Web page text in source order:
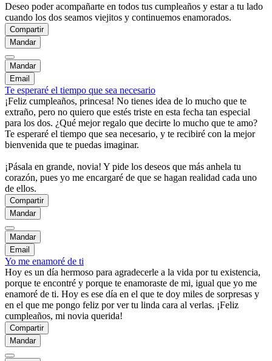
Deseo poder acompañarte en todos tus cumpleaños y estar a tu lado
cuando los dos seamos viejitos y continuemos enamorados.
Compartir
Mandar
Mandar
Email
Te esperaré el tiempo que sea necesario
¡Feliz cumpleaños, princesa! No tienes idea de lo mucho que te
extraño, pero no quiero que estés triste en esta fecha tan especial
para los dos. ¿Qué mejor regalo que decirte lo mucho que te amo?
Te esperaré el tiempo que sea necesario, y te recibiré con la mejor
bienvenida que te puedas imaginar.
¡Pásala en grande, novia! Y pide los deseos que más anhela tu
corazón, pues yo me encargaré de que se hagan realidad cada uno
de ellos.
Compartir
Mandar
Mandar
Email
Yo me enamoré de ti
Hoy es un día hermoso para agradecerle a la vida por tu existencia,
porque te encontré y porque te enamoraste de mi, igual que yo me
enamoré de ti. Hoy es ese día en el que te doy miles de sorpresas y
en el que me pongo feliz por ver tu linda cara al verlas. ¡Feliz
cumpleaños, mi novia querida!
Compartir
Mandar